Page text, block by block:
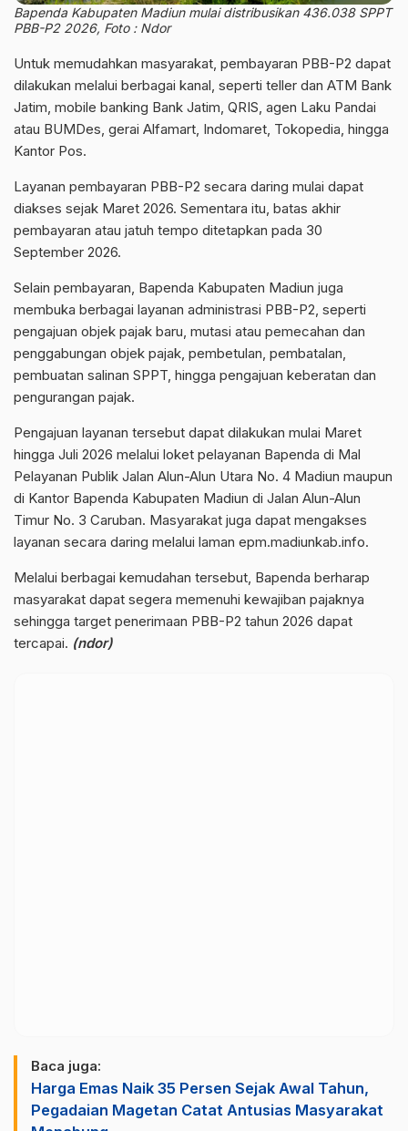
Bapenda Kabupaten Madiun mulai distribusikan 436.038 SPPT
PBB-P2 2026, Foto : Ndor
Untuk memudahkan masyarakat, pembayaran PBB-P2 dapat
dilakukan melalui berbagai kanal, seperti teller dan ATM Bank
Jatim, mobile banking Bank Jatim, QRIS, agen Laku Pandai
atau BUMDes, gerai Alfamart, Indomaret, Tokopedia, hingga
Kantor Pos.
Layanan pembayaran PBB-P2 secara daring mulai dapat
diakses sejak Maret 2026. Sementara itu, batas akhir
pembayaran atau jatuh tempo ditetapkan pada 30
September 2026.
Selain pembayaran, Bapenda Kabupaten Madiun juga
membuka berbagai layanan administrasi PBB-P2, seperti
pengajuan objek pajak baru, mutasi atau pemecahan dan
penggabungan objek pajak, pembetulan, pembatalan,
pembuatan salinan SPPT, hingga pengajuan keberatan dan
pengurangan pajak.
Pengajuan layanan tersebut dapat dilakukan mulai Maret
hingga Juli 2026 melalui loket pelayanan Bapenda di Mal
Pelayanan Publik Jalan Alun-Alun Utara No. 4 Madiun maupun
di Kantor Bapenda Kabupaten Madiun di Jalan Alun-Alun
Timur No. 3 Caruban. Masyarakat juga dapat mengakses
layanan secara daring melalui laman epm.madiunkab.info.
Melalui berbagai kemudahan tersebut, Bapenda berharap
masyarakat dapat segera memenuhi kewajiban pajaknya
sehingga target penerimaan PBB-P2 tahun 2026 dapat
tercapai. (ndor)
Baca juga:
Harga Emas Naik 35 Persen Sejak Awal Tahun,
Pegadaian Magetan Catat Antusias Masyarakat